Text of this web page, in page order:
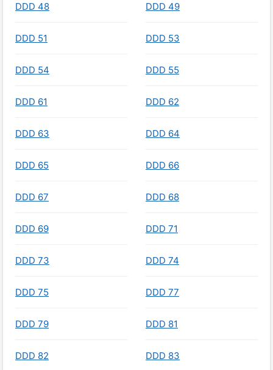
DDD 48 DDD 49
DDD 51 DDD 53
DDD 54 DDD 55
DDD 61 DDD 62
DDD 63 DDD 64
DDD 65 DDD 66
DDD 67 DDD 68
DDD 69 DDD 71
DDD 73 DDD 74
DDD 75 DDD 77
DDD 79 DDD 81
DDD 82 DDD 83